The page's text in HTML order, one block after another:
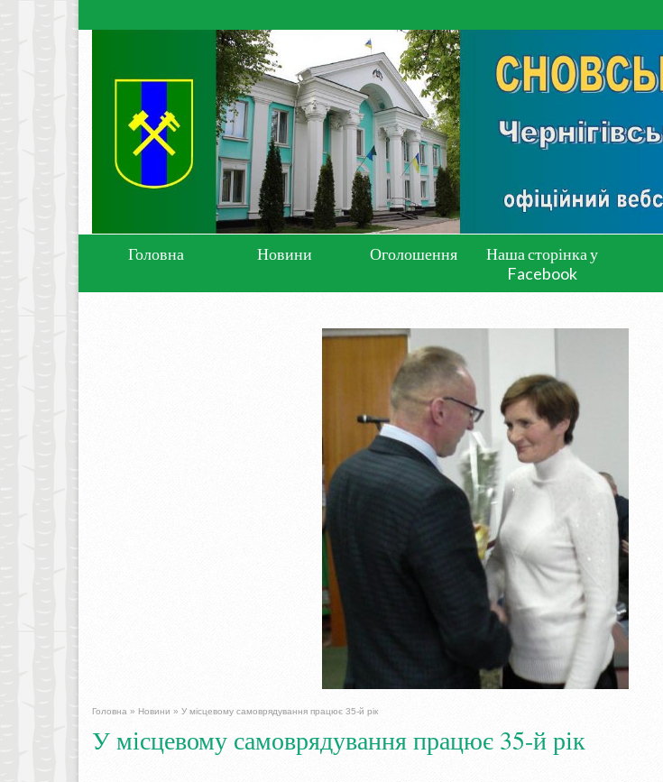
Головна Новини Оголошення
Наша сторінка у
Facebook
Головна » Новини » У місцевому самоврядування працює 35-й рік
У місцевому самоврядування працює 35-й рік